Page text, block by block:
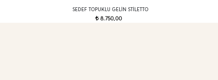
SEDEF TOPUKLU GELIN STILETTO
t8.750,00